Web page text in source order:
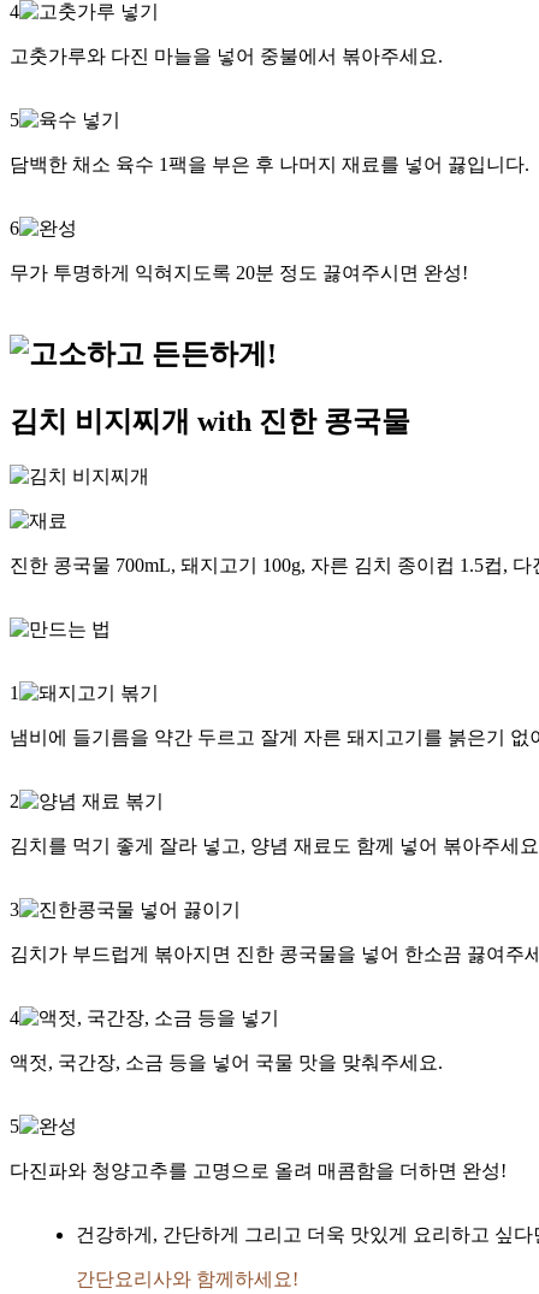
4
고춧가루와 다진 마늘을 넣어 중불에서 볶아주세요.
5
담백한 채소 육수 1팩을 부은 후 나머지 재료를 넣어 끓입니다.
6
무가 투명하게 익혀지도록 20분 정도 끓여주시면 완성!
김치 비지찌개 with 진한 콩국물
진한 콩국물 700mL, 돼지고기 100g, 자른 김치 종이컵 1.5컵,
1
냄비에 들기름을 약간 두르고 잘게 자른 돼지고기를 붉은기 없
2
김치를 먹기 좋게 잘라 넣고, 양념 재료도 함께 넣어 볶아주세
3
김치가 부드럽게 볶아지면 진한 콩국물을 넣어 한소끔 끓여주
4
액젓, 국간장, 소금 등을 넣어 국물 맛을 맞춰주세요.
5
다진파와 청양고추를 고명으로 올려 매콤함을 더하면 완성!
건강하게, 간단하게 그리고 더욱 맛있게 요리하고 싶다
간단요리사와 함께하세요!